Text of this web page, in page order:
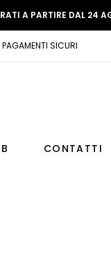
A PARTIRE DAL 24
PAGAMENTI SICURI
CONTATTI